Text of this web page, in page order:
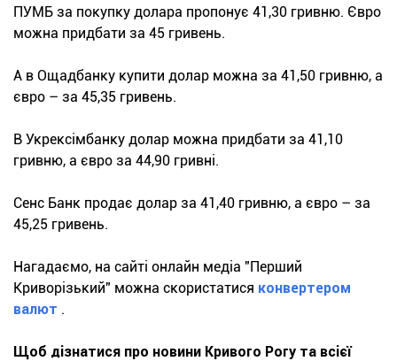
ПУМБ за покупку долара пропонує 41,30 гривню. Євро
можна придбати за 45 гривень.
А в Ощадбанку купити долар можна за 41,50 гривню, а
євро – за 45,35 гривень.
В Укрексімбанку долар можна придбати за 41,10
гривню, а євро за 44,90 гривні.
Сенс Банк продає долар за 41,40 гривню, а євро – за
45,25 гривень.
Нагадаємо, на сайті онлайн медіа "Перший
Криворізький" можна скористатися конвертером
валют .
Щоб дізнатися про новини Кривого Рогу та всієї